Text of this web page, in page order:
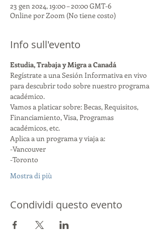
23 gen 2024, 19:00 – 20:00 GMT-6
Online por Zoom (No tiene costo)
Info sull'evento
Estudia, Trabaja y Migra a Canadá
Regístrate a una Sesión Informativa en vivo
para descubrir todo sobre nuestro programa
académico.
Vamos a platicar sobre: Becas, Requisitos,
Financiamiento, Visa, Programas
académicos, etc.
Aplica a un programa y viaja a:
-Vancouver
-Toronto
Mostra di più
Condividi questo evento